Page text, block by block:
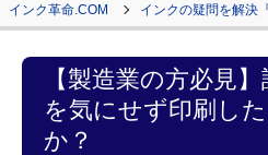
インク革命.COM インクの疑問を解決
【製造業の方必見
を気にせず印刷し
か？